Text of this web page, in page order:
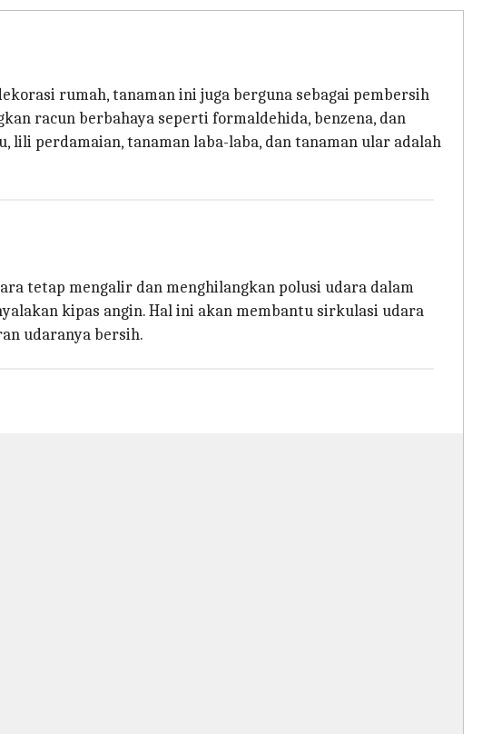
rumah, tanaman ini juga berguna sebagai pembersih
racun berbahaya seperti formaldehida, benzena, dan
lili perdamaian, tanaman laba-laba, dan tanaman ular adalah
tetap mengalir dan menghilangkan polusi udara dalam
kipas angin. Hal ini akan membantu sirkulasi udara
udaranya bersih.